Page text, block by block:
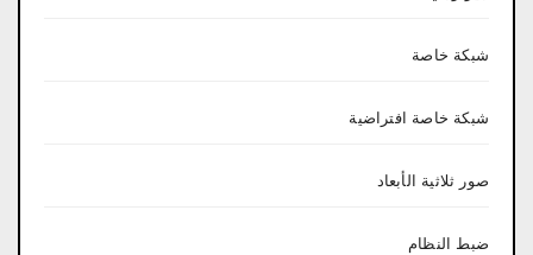
شبكة خاصة
شبكة خاصة افتراضية
صور ثلاثية الأبعاد
ضبط النظام